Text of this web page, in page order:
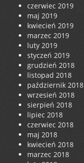
czerwiec 2019
maj 2019
kwiecień 2019
marzec 2019
luty 2019
styczeń 2019
grudzień 2018
listopad 2018
październik 2018
wrzesień 2018
sierpień 2018
lipiec 2018
czerwiec 2018
maj 2018
kwiecień 2018
marzec 2018